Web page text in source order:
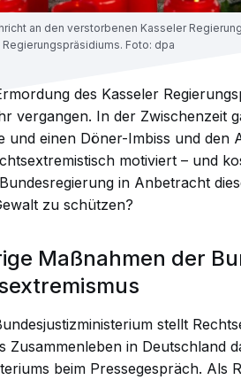
an den verstorbenen Kasseler
Foto: dpa
des Kasseler
vergangen. In der Zwischenzeit
und einen Döner-Imbiss und den
motiviert – und
in Anbetracht
zu schützen?
Maßnahmen der
stellt
Zusammenleben in Deutschland
beim Pressegespräch. Als